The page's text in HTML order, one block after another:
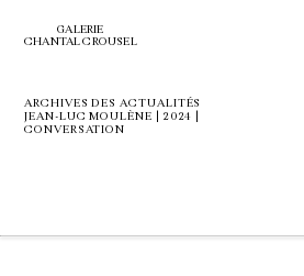
GALERIE
CHANTAL CROUSEL
ARCHIVES DES ACTUALITÉS
JEAN-LUC MOULÈNE | 2024 |
CONVERSATION